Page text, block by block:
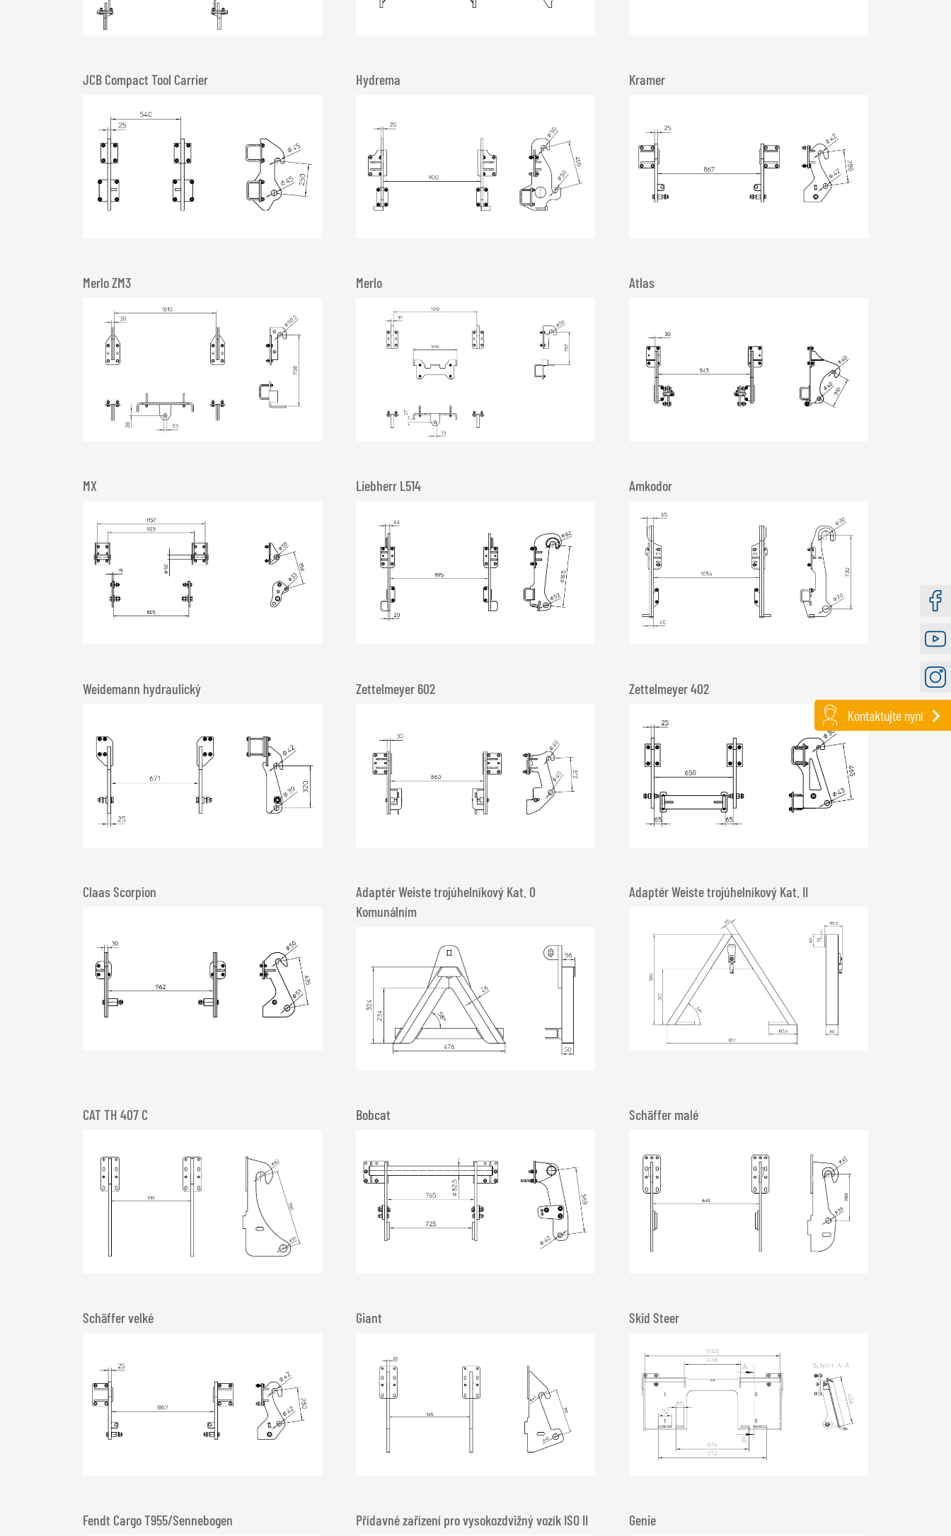
JCB Compact Tool Carrier Hydrema Kramer
Merlo ZM3 Merlo Atlas
MX Liebherr L514 Amkodor
Weidemann hydraulický Zettelmeyer 602 Zettelmeyer 402
Claas Scorpion
Adaptér Weiste trojúhelníkový Kat. 0
Komunálním
Adaptér Weiste trojúhelníkový Kat. II
CAT TH 407 C Bobcat Schäffer malé
Schäffer velké Giant Skid Steer
Fendt Cargo T955/Sennebogen Přídavné zařízení pro vysokozdvižný vozík ISO II Genie
Kontaktujte nyní